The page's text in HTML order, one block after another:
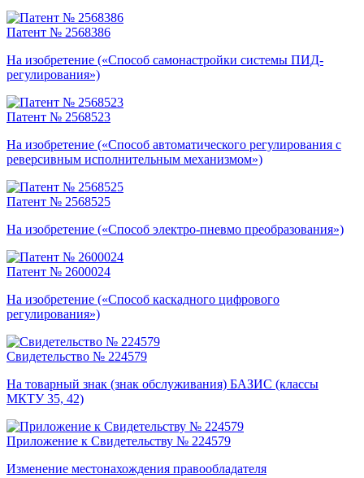
Патент № 2568386
На изобретение («Способ самонастройки системы ПИД-
регулирования»)
Патент № 2568523
На изобретение («Способ автоматического регулирования с
реверсивным исполнительным механизмом»)
Патент № 2568525
На изобретение («Способ электро-пневмо преобразования»)
Патент № 2600024
На изобретение («Способ каскадного цифрового
регулирования»)
Свидетельство № 224579
На товарный знак (знак обслуживания) БАЗИС (классы
МКТУ 35, 42)
Приложение к Свидетельству № 224579
Изменение местонахождения правообладателя